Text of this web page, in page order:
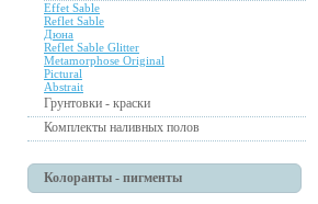
Effet Sable
Reflet Sable
Дюна
Reflet Sable Glitter
Metamorphose Original
Pictural
Abstrait
Грунтовки - краски
Комплекты наливных полов
Колоранты - пигменты